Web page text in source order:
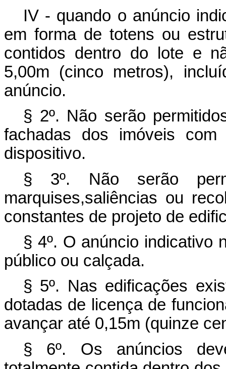
IV - quando o anúncio
em forma de totens ou
contidos dentro do lote e
5,00m (cinco metros),
anúncio.
§ 2º. Não serão
fachadas dos imóveis
dispositivo.
§ 3º. Não serão
marquises,saliências ou
constantes de projeto de
§ 4º. O anúncio indicativo
público ou calçada.
§ 5º. Nas edificações
dotadas de licença de
avançar até 0,15m (quinze
§ 6º. Os anúncios